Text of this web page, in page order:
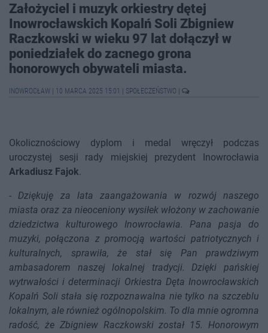
Założyciel i muzyk orkiestry dętej
Inowrocławskich Kopalń Soli Zbigniew
Raczkowski w wieku 97 lat dołączył w
poniedziałek do zacnego grona
honorowych obywateli miasta.
INOWROCŁAW 10 MARCA 2025 15:01 SPOŁECZEŃSTWO
Okolicznościowy dyplom i medal wręczył podczas
uroczystej sesji rady miejskiej prezydent Inowrocławia
Arkadiusz Fajok.
-Dziękuję za lata zaangażowania w rozwój naszego
miasta oraz za nieoceniony wysiłek włożony w zachowanie
dziedzictwa kulturowego Inowrocławia. Pana pasja do
muzyki, połączona z promocją wartości patriotycznych i
kulturalnych, sprawiła, że stał się Pan prawdziwym
ambasadorem naszej lokalnej tradycji. Dzięki pańskiej
wytrwałości i determinacji Orkiestra Dęta Inowrocławskich
Kopalń Soli stała się rozpoznawalna nie tylko na szczeblu
lokalnym, ale również ogólnopolskim. To dla mnie ogromna
radość, że Zbigniew Raczkowski został 15. Honorowym